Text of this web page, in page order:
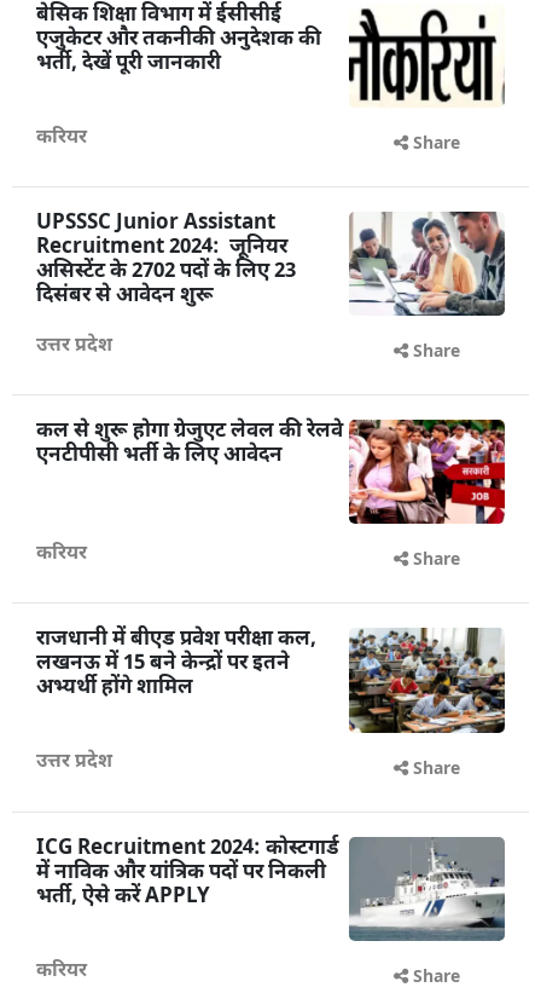
बेसिक शिक्षा विभाग में ईसीसीई
एजुकेटर और तकनीकी अनुदेशक की
भर्ती, देखें पूरी जानकारी
करियर Share
UPSSSC Junior Assistant
Recruitment 2024: जूनियर
असिस्टेंट के 2702 पदों के लिए 23
दिसंबर से आवेदन शुरू
उत्तर प्रदेश Share
कल से शुरू होगा ग्रेजुएट लेवल की रेलवे
एनटीपीसी भर्ती के लिए आवेदन
करियर Share
राजधानी में बीएड प्रवेश परीक्षा कल,
लखनऊ में 15 बने केन्द्रों पर इतने
अभ्यर्थी होंगे शामिल
उत्तर प्रदेश Share
ICG Recruitment 2024: कोस्टगार्ड
में नाविक और यांत्रिक पदों पर निकली
भर्ती, ऐसे करें APPLY
करियर Share